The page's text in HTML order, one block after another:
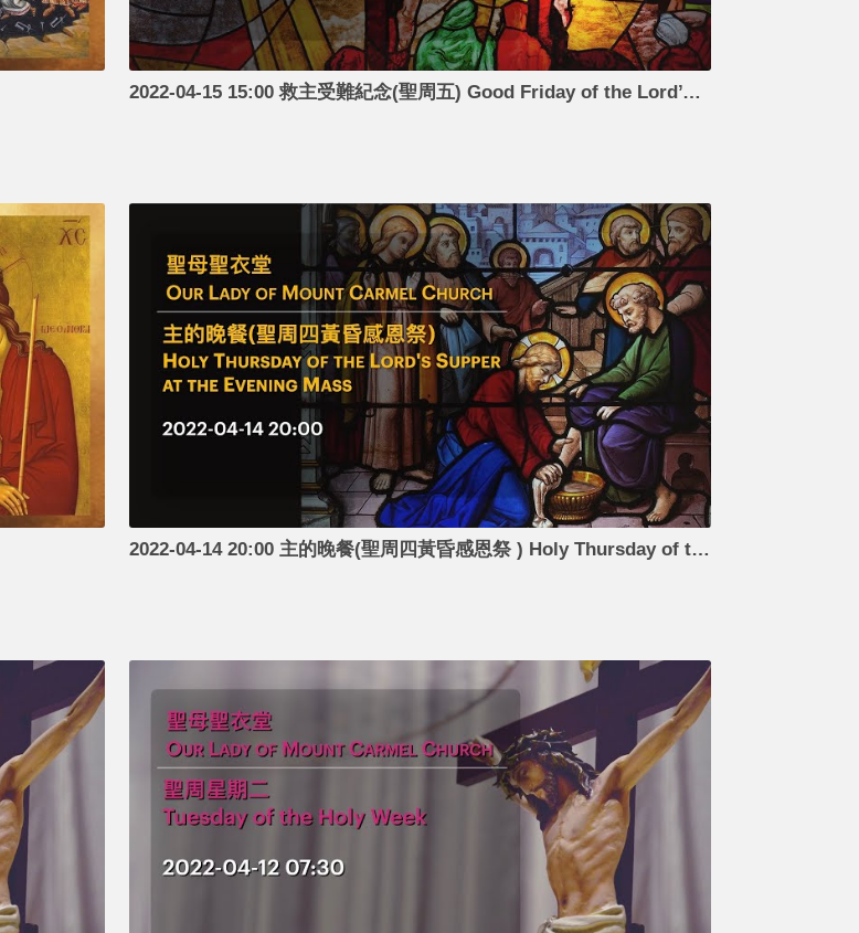
2022-04-15 15:00 救主受難紀念(聖周五) Good Friday of the Lord’s Passion
2022-04-14 20:00 主的晚餐(聖周四黃昏感恩祭 ) Holy Thursday of the Lord's Supper at the Evening Mass